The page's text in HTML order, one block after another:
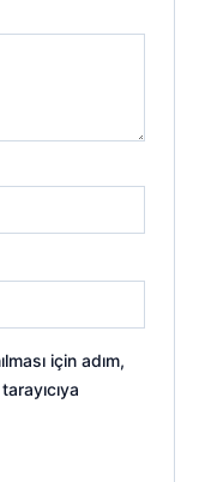
için adım,